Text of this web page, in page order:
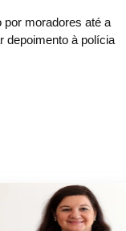
moradores até a
depoimento à polícia